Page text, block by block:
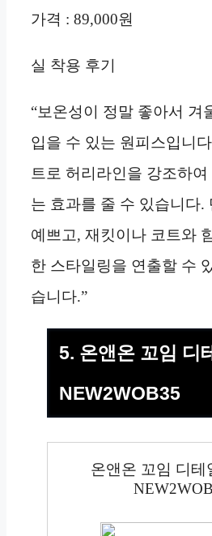
가격 : 89,000원
실 착용 후기
“보온성이 정말 좋아서 겨
입을 수 있는 원피스입니
트로 허리라인을 강조하여
는 효과를 줄 수 있습니다.
예쁘고, 재킷이나 코트와
한 스타일링을 연출할 수
습니다.”
5. 온앤온 꼬임 디
NEW2WOB35
온앤온 꼬임 디테